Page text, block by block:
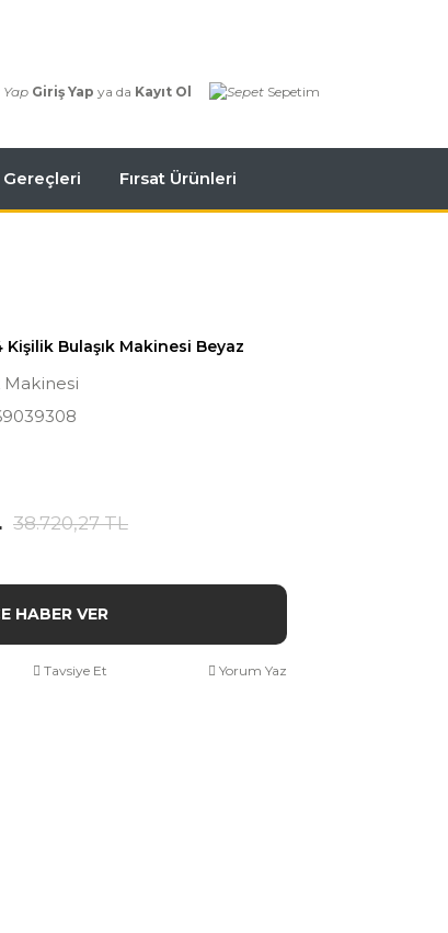
Giriş Yap ya da Kayıt Ol Sepetim
Gereçleri Fırsat Ürünleri
Kişilik Bulaşık Makinesi Beyaz
Makinesi
38.720,27 TL
HABER VER
Tavsiye Et Yorum Yaz